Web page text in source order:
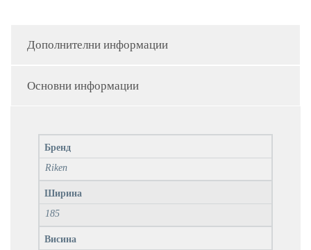
Дополнителни информации
Основни информации
Бренд
Riken
Ширина
185
Висина